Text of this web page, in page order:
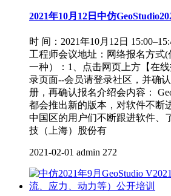
2021年10月12日中仿
时 间：2021年10月12日
工程师会议地址：网络报名方式
一种）：1、点击网页上方【在
录页面--会员请登录社区，并确
册，再确认报名介绍会内容：
都会推出新的版本，对软件不断
中国区的用户们不断跟进软件、
技（上海）股份有
2021-02-01 admin 272